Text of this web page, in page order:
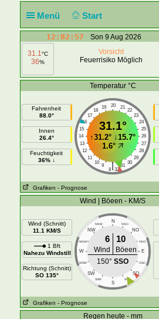
Menü Start
12:02:57
Son 9 Aug 2026
31.1°C
36%
Vorsicht
Feuerrisiko Möglich
Temperatur °C
Fahrenheit
88.0°
Innen
26.4°
Feuchtigkeit
36% ↓
20
19 21
18
22
17
23
16
24
15
25
14
26
13
27
12
28
11
29
10
30
9 31
|
8 32
31.1°
↑31.2° ↓15.7°
1.6°
Grafiken - Prognose
Wind | Böeen - KM/S
Wind (Schnitt)
11.1 KM/S
1 Bft
Nahezu Windstill
Richtung (Schnitt)
SO 135°
N
NNW NNO
NW NO
WNW ONO
W E
WSW OSO
SW SO
SSW SSO
S
6 10
Wind
Böeen
150° SSO
Grafiken - Prognose
Regen heute - mm